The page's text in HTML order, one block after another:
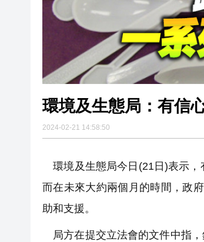
瀋陽鐵西校園閱
閩粵贛三地漢樂
環境及生態局：有信
2024-02-21 14:58:50
環境及生態局今日(21日)表示，
而在未來大約兩個月的時間，政
助和支援。
局方在提交立法會的文件中指